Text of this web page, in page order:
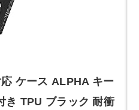
ケース ALPHA キー
き TPU ブラック 耐衝